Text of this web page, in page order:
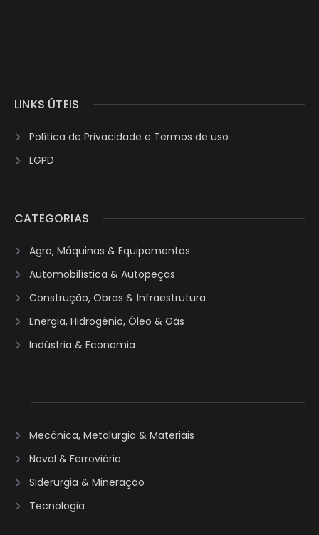
LINKS ÚTEIS
Política de Privacidade e Termos de uso
LGPD
CATEGORIAS
Agro, Máquinas & Equipamentos
Automobilística & Autopeças
Construção, Obras & Infraestrutura
Energia, Hidrogênio, Óleo & Gás
Indústria & Economia
Mecânica, Metalurgia & Materiais
Naval & Ferroviário
Siderurgia & Mineração
Tecnologia